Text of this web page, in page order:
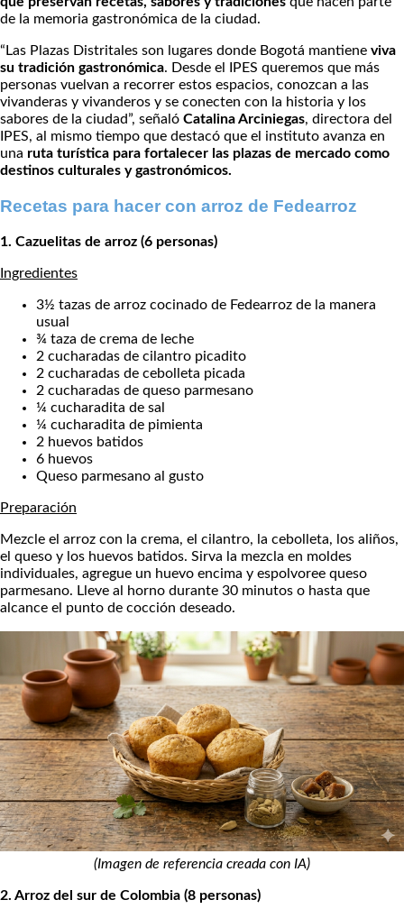
de la memoria gastronómica de la ciudad.
“Las Plazas Distritales son lugares donde Bogotá mantiene viva
su tradición gastronómica. Desde el IPES queremos que más
personas vuelvan a recorrer estos espacios, conozcan a las
vivanderas y vivanderos y se conecten con la historia y los
sabores de la ciudad”, señaló Catalina Arciniegas, directora del
IPES, al mismo tiempo que destacó que el instituto avanza en
una ruta turística para fortalecer las plazas de mercado como
destinos culturales y gastronómicos.
Recetas para hacer con arroz de Fedearroz
1. Cazuelitas de arroz (6 personas)
Ingredientes
3½ tazas de arroz cocinado de Fedearroz de la manera
usual
¾ taza de crema de leche
2 cucharadas de cilantro picadito
2 cucharadas de cebolleta picada
2 cucharadas de queso parmesano
¼ cucharadita de sal
¼ cucharadita de pimienta
2 huevos batidos
6 huevos
Queso parmesano al gusto
Preparación
Mezcle el arroz con la crema, el cilantro, la cebolleta, los aliños,
el queso y los huevos batidos. Sirva la mezcla en moldes
individuales, agregue un huevo encima y espolvoree queso
parmesano. Lleve al horno durante 30 minutos o hasta que
alcance el punto de cocción deseado.
(Imagen de referencia creada con IA)
2. Arroz del sur de Colombia (8 personas)